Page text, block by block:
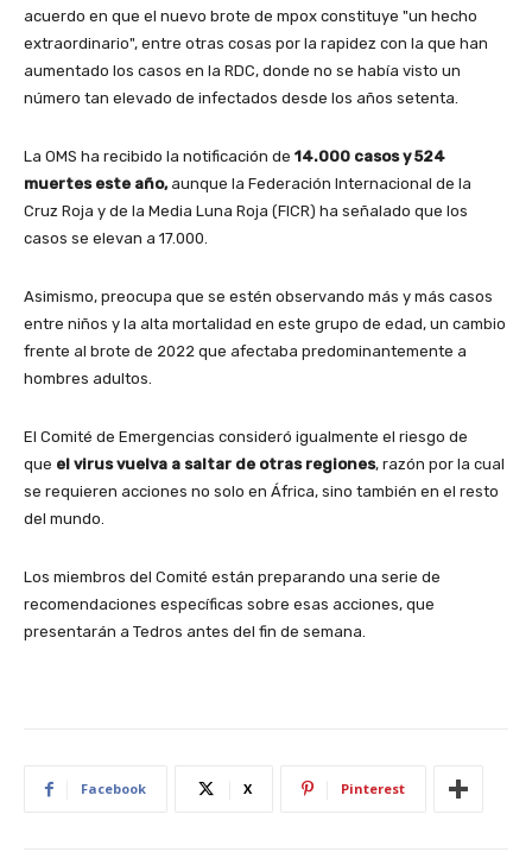
acuerdo en que el nuevo brote de mpox constituye "un hecho
extraordinario", entre otras cosas por la rapidez con la que han
aumentado los casos en la RDC, donde no se había visto un
número tan elevado de infectados desde los años setenta.
La OMS ha recibido la notificación de 14.000 casos y 524
muertes este año,aunque la Federación Internacional de la
Cruz Roja y de la Media Luna Roja (FICR) ha señalado que los
casos se elevan a 17.000.
Asimismo, preocupa que se estén observando más y más casos
entre niños y la alta mortalidad en este grupo de edad, un cambio
frente al brote de 2022 que afectaba predominantemente a
hombres adultos.
El Comité de Emergencias consideró igualmente el riesgo de
que el virus vuelva a saltar de otras regiones, razón por la cual
se requieren acciones no solo en África, sino también en el resto
del mundo.
Los miembros del Comité están preparando una serie de
recomendaciones específicas sobre esas acciones, que
presentarán a Tedros antes del fin de semana.
Facebook X Pinterest